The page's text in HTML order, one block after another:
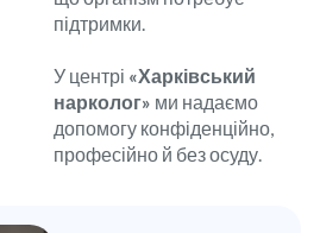
підтримки.
У центрі «Харківський
нарколог» ми надаємо
допомогу конфіденційно,
професійно й без осуду.